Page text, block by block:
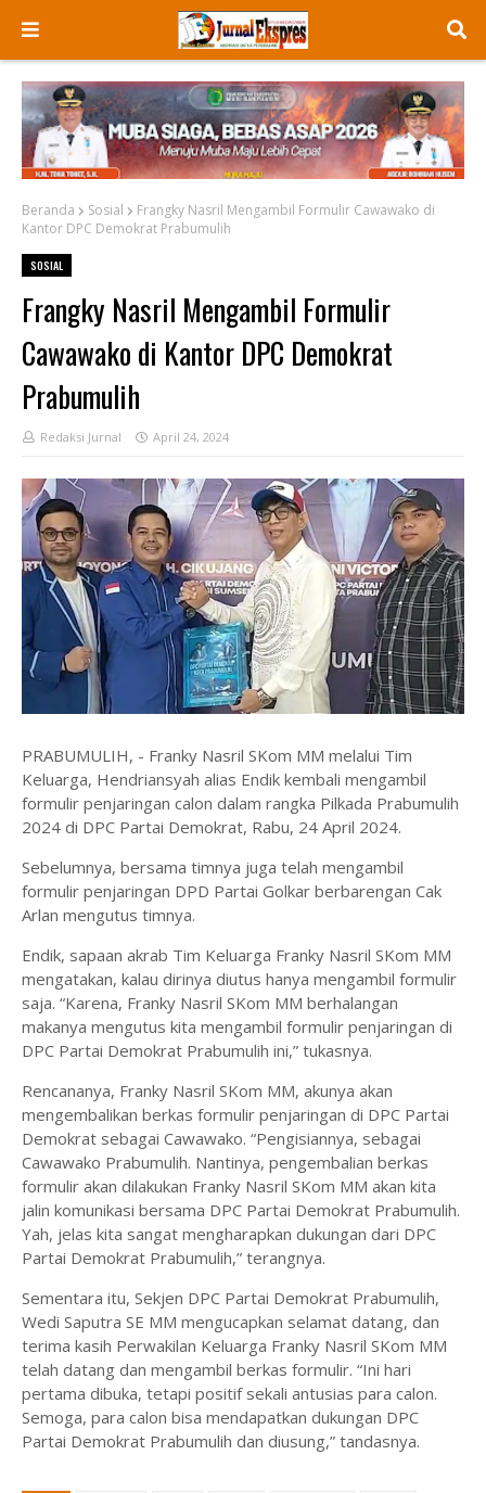
Beranda Sosial
Frangky Nasril Mengambil Formulir Cawawako di
Kantor DPC Demokrat Prabumulih
SOSIAL
Frangky Nasril Mengambil Formulir
Cawawako di Kantor DPC Demokrat
Prabumulih
Redaksi Jurnal April 24, 2024
PRABUMULIH, - Franky Nasril SKom MM melalui Tim
Keluarga, Hendriansyah alias Endik kembali mengambil
formulir penjaringan calon dalam rangka Pilkada Prabumulih
2024 di DPC Partai Demokrat, Rabu, 24 April 2024.
Sebelumnya, bersama timnya juga telah mengambil
formulir penjaringan DPD Partai Golkar berbarengan Cak
Arlan mengutus timnya.
Endik, sapaan akrab Tim Keluarga Franky Nasril SKom MM
mengatakan, kalau dirinya diutus hanya mengambil formulir
saja. “Karena, Franky Nasril SKom MM berhalangan
makanya mengutus kita mengambil formulir penjaringan di
DPC Partai Demokrat Prabumulih ini,” tukasnya.
Rencananya, Franky Nasril SKom MM, akunya akan
mengembalikan berkas formulir penjaringan di DPC Partai
Demokrat sebagai Cawawako. “Pengisiannya, sebagai
Cawawako Prabumulih. Nantinya, pengembalian berkas
formulir akan dilakukan Franky Nasril SKom MM akan kita
jalin komunikasi bersama DPC Partai Demokrat Prabumulih.
Yah, jelas kita sangat mengharapkan dukungan dari DPC
Partai Demokrat Prabumulih,” terangnya.
Sementara itu, Sekjen DPC Partai Demokrat Prabumulih,
Wedi Saputra SE MM mengucapkan selamat datang, dan
terima kasih Perwakilan Keluarga Franky Nasril SKom MM
telah datang dan mengambil berkas formulir. “Ini hari
pertama dibuka, tetapi positif sekali antusias para calon.
Semoga, para calon bisa mendapatkan dukungan DPC
Partai Demokrat Prabumulih dan diusung,” tandasnya.